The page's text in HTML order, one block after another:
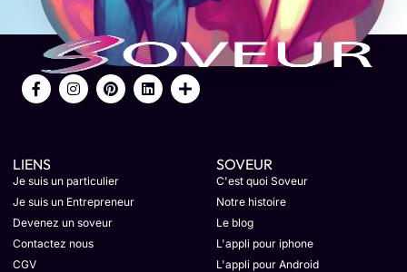
LIENS
Je suis un particulier
Je suis un Entrepreneur
Devenez un soveur
Contactez nous
CGV
SOVEUR
C'est quoi Soveur
Notre histoire
Le blog
L'appli pour iphone
L'appli pour Android